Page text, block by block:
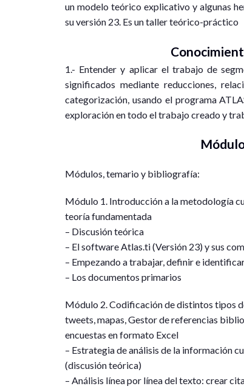
un modelo teórico explicativo y algunas
su versión 23. Es un taller teórico-práctico
1.- Entender y aplicar el trabajo de
significados mediante reducciones,
categorización, usando el programa
exploración en todo el trabajo creado y
Módulos, temario y bibliografía:
Módulo 1. Introducción a la metodología
teoría fundamentada
– Discusión teórica
– El software Atlas.ti (Versión 23) y sus
– Empezando a trabajar, definir e
– Los documentos primarios
Módulo 2. Codificación de distintos tipos
tweets, mapas, Gestor de referencias
encuestas en formato Excel
– Estrategia de análisis de la información
(discusión teórica)
– Análisis línea por línea del texto: crear